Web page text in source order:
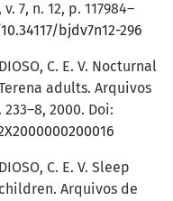
7, n. 12, p. 117984–
bjdv7n12-296
C. E. V. Nocturnal
adults. Arquivos
2000. Doi:
C. E. V. Sleep
Arquivos de